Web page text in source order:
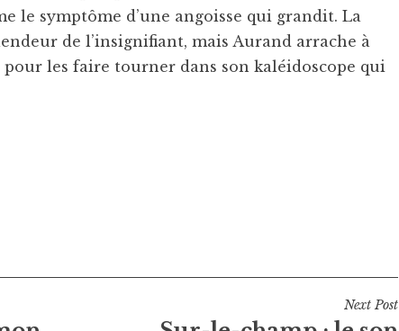
le symptôme d’une angoisse qui grandit. La
de l’insignifiant, mais Aurand arrache à
les faire tourner dans son kaléidoscope qui
Next Post